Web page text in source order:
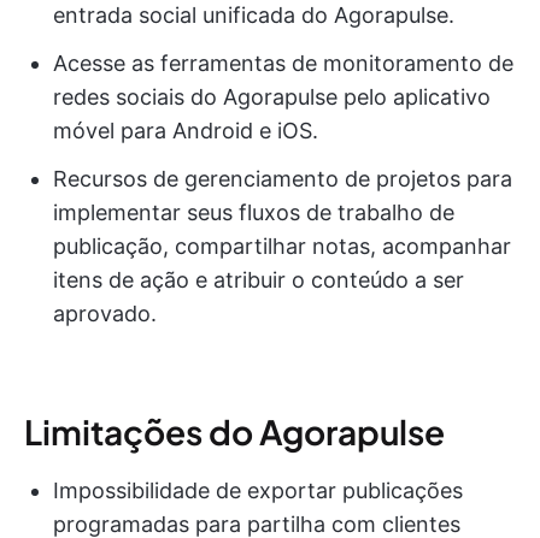
entrada social unificada do Agorapulse.
Acesse as ferramentas de monitoramento de
redes sociais do Agorapulse pelo aplicativo
móvel para Android e iOS.
Recursos de gerenciamento de projetos para
implementar seus fluxos de trabalho de
publicação, compartilhar notas, acompanhar
itens de ação e atribuir o conteúdo a ser
aprovado.
Limitações do Agorapulse
Impossibilidade de exportar publicações
programadas para partilha com clientes